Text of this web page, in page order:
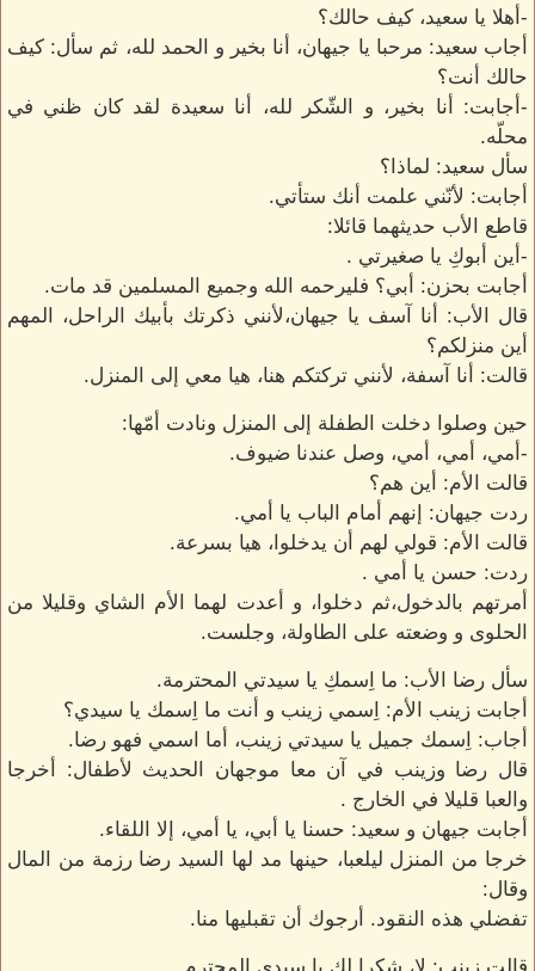
-أهلا يا سعيد، كيف حالك؟
أجاب سعيد: مرحبا يا جيهان، أنا بخير و الحمد لله، ثم سأل: كيف
حالك أنت؟
-أجابت: أنا بخير، و الشّكر لله، أنا سعيدة لقد كان ظني في
محلّه.
سأل سعيد: لماذا؟
أجابت: لأنّني علمت أنك ستأتي.
قاطع الأب حديثهما قائلا:
-أين أبوكِ يا صغيرتي .
أجابت بحزن: أبي؟ فليرحمه الله وجميع المسلمين قد مات.
قال الأب: أنا آسف يا جيهان،لأنني ذكرتك بأبيك الراحل، المهم
أين منزلكم؟
قالت: أنا آسفة، لأنني تركتكم هنا، هيا معي إلى المنزل.
حين وصلوا دخلت الطفلة إلى المنزل ونادت أمّها:
-أمي، أمي، أمي، وصل عندنا ضيوف.
قالت الأم: أين هم؟
ردت جيهان: إنهم أمام الباب يا أمي.
قالت الأم: قولي لهم أن يدخلوا، هيا بسرعة.
ردت: حسن يا أمي .
أمرتهم بالدخول،ثم دخلوا، و أعدت لهما الأم الشاي وقليلا من
الحلوى و وضعته على الطاولة، وجلست.
سأل رضا الأب: ما اِسمكِ يا سيدتي المحترمة.
أجابت زينب الأم: اِسمي زينب و أنت ما اِسمك يا سيدي؟
أجاب: اِسمك جميل يا سيدتي زينب، أما اسمي فهو رضا.
قال رضا وزينب في آن معا موجهان الحديث لأطفال: أخرجا
والعبا قليلا في الخارج .
أجابت جيهان و سعيد: حسنا يا أبي، يا أمي، إلا اللقاء.
خرجا من المنزل ليلعبا، حينها مد لها السيد رضا رزمة من المال
وقال:
تفضلي هذه النقود. أرجوك أن تقبليها منا.